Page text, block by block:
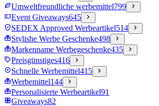
Umweltfreundliche werbemittel799
Event Giveaways645
SEDEX Approved Werbeartikel514
Stylishe Werbe Geschenke498
Markenname Werbegeschenke435
Preisgünstiges416
Schnelle Werbemittel415
Werbemittel144
Personalisierte Werbeartikel91
Giveaways82